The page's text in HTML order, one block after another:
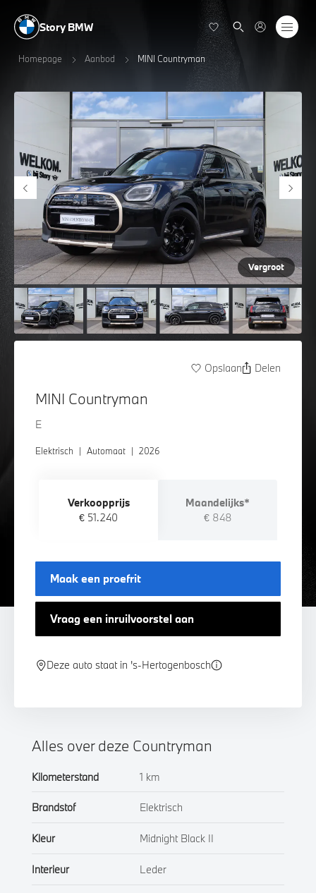
Story BMW
Homepage Aanbod MINI Countryman
Vergroot
Opslaan Delen
MINI Countryman
E
Elektrisch | Automaat | 2026
Verkoopprijs
€ 51.240
Maandelijks*
€ 848
Maak een proefrit
Vraag een inruilvoorstel aan
Deze auto staat in 's-Hertogenbosch
Alles over deze Countryman
Kilometerstand 1 km
Brandstof Elektrisch
Kleur Midnight Black II
Interieur Leder